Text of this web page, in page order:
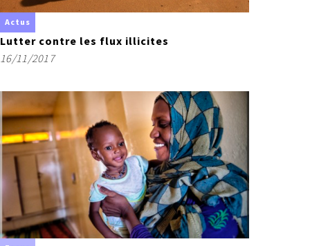
Actus
Lutter contre les flux illicites
16/11/2017